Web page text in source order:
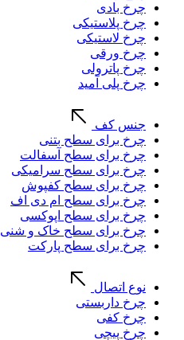
چرخ بادی
چرخ پلاستیکی
چرخ لاستیکی
چرخ ورقی
چرخ پاترولی
چرخ پلی آمید
جنس کف
چرخ برای سطح بتنی
چرخ برای سطح آسفالت
چرخ برای سطح سرامیکی
چرخ برای سطح کفپوش
چرخ برای سطح ام دی اف
چرخ برای سطح اپوکسی
چرخ برای سطح خاک و شنی
چرخ برای سطح پارکت
نوع اتصال
چرخ داربستی
چرخ کفی
چرخ پیچی